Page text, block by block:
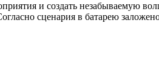
и создать незабываемую
сценария в батарею